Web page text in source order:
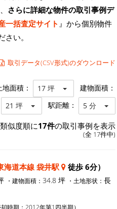
さらに詳細な物件の取引事例デ
一括査定サイト 』から個別物件
い。
取引データ(CSV形式)のダウンロード
地面積： 17 坪 建物面積：
21 坪 駅距離： 5 分
似度順に17件の取引事例を表示
(全 17件中)
海道本線 袋井駅 徒歩 6分）
・建物面積： 34.8 坪 ・土地形状： 長
却時期：2012年第1四半期）